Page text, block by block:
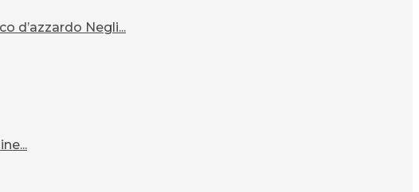
d’azzardo Negli...